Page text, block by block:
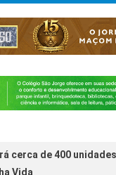
cerca de 400
Vida